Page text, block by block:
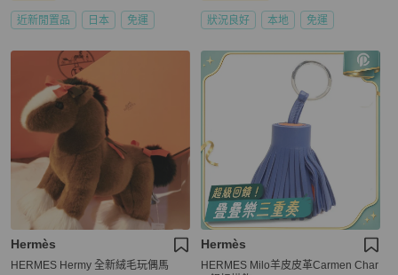
近新閒置品 日本 免運 狀況良好 本地 免運
Hermès
HERMES Hermy 全新絨毛玩偶馬
Hermès
HERMES Milo羊皮皮革Carmen Char